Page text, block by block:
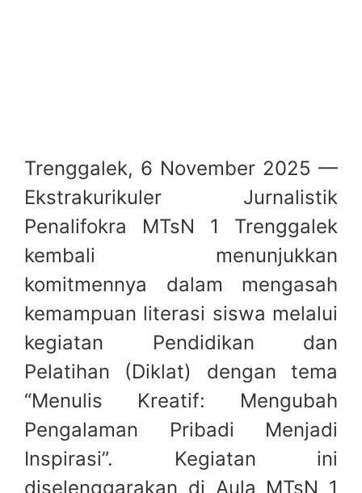
Trenggalek, 6 November 2025 —
Ekstrakurikuler Jurnalistik
Penalifokra MTsN 1 Trenggalek
kembali menunjukkan
komitmennya dalam mengasah
kemampuan literasi siswa melalui
kegiatan Pendidikan dan
Pelatihan (Diklat) dengan tema
“Menulis Kreatif: Mengubah
Pengalaman Pribadi Menjadi
Inspirasi”. Kegiatan ini
diselenggarakan di Aula MTsN 1